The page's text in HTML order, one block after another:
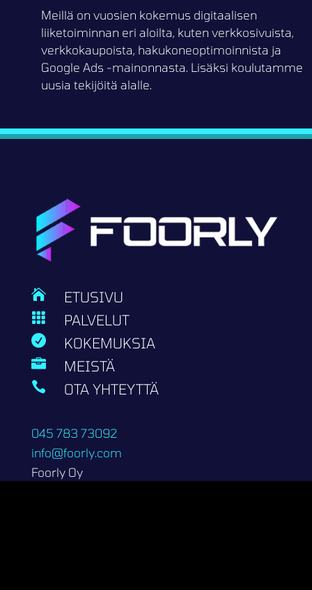
Meillä on vuosien kokemus digitaalisen
liiketoiminnan eri aloilta, kuten verkkosivuista,
verkkokaupoista, hakukoneoptimoinnista ja
Google Ads -mainonnasta. Lisäksi koulutamme
uusia tekijöitä alalle.
 ETUSIVU
 PALVELUT
 KOKEMUKSIA
 MEISTÄ
 OTA YHTEYTTÄ
045 783 73092
info@foorly.com
Foorly Oy